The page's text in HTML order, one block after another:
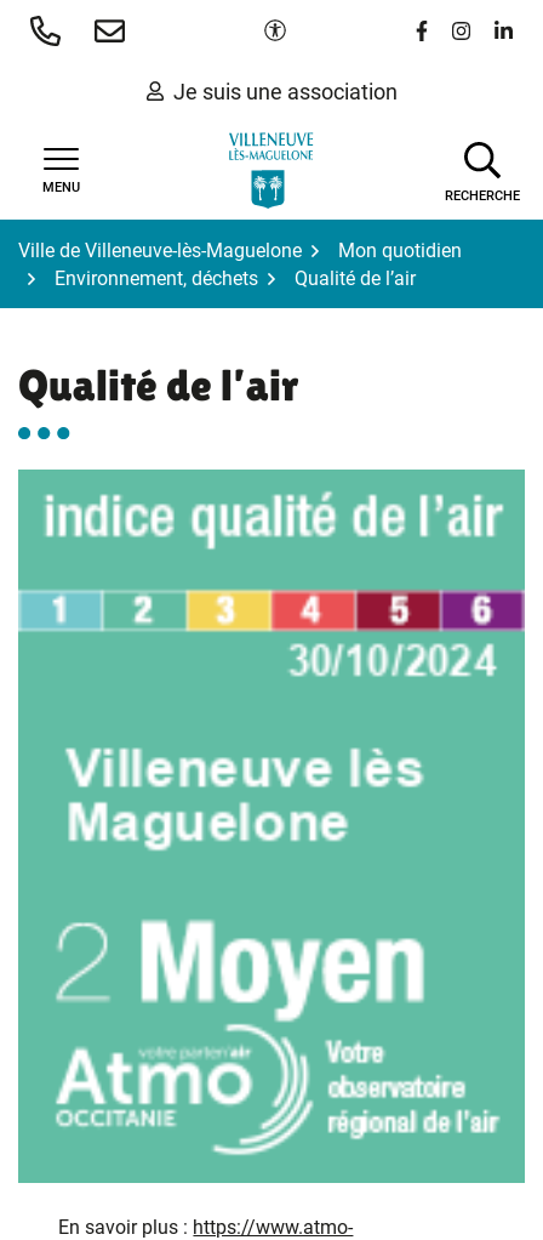
Aller
Paramètres d'accessibilité
Lien vers le
Lien vers
Lien
Je suis une association
MENU
RECHERCHE
Ville de Villeneuve-lès-Maguelone
Mon quotidien
Environnement, déchets
Qualité de l’air
Qualité de l’air
En savoir plus : https://www.atmo-